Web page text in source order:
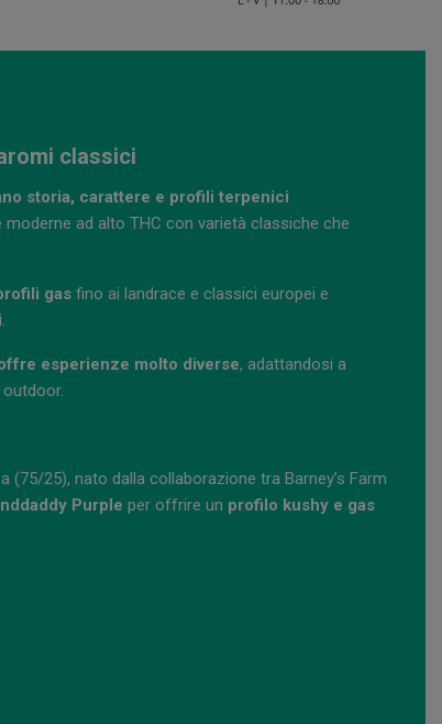
classici
storia, carattere e profili terpenici
ad alto THC con varietà classiche che
gas fino ai landrace e classici europei e
.
esperienze molto diverse, adattandosi a
(75/25), nato dalla collaborazione tra Barney’s Farm
Purple per offrire un profilo kushy e gas